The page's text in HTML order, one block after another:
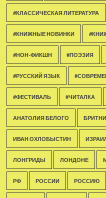
#КЛАССИЧЕСКАЯ ЛИТЕРАТУРА
#КНИЖНЫЕ НОВИНКИ
#НОН-ФИКШН #ПОЭЗИЯ
#РУССКИЙ ЯЗЫК
#ФЕСТИВАЛЬ #ЧИТАЛКА
АНАТОЛИЯ БЕЛОГО
ИВАН ОХЛОБЫСТИН
ЛОНГРИДЫ ЛОНДОНЕ
РФ РОССИИ РОССИЮ